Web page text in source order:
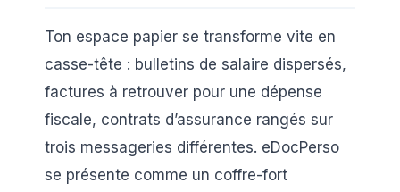
Ton espace papier se transforme vite en
casse-tête : bulletins de salaire dispersés,
factures à retrouver pour une dépense
fiscale, contrats d’assurance rangés sur
trois messageries différentes. eDocPerso
se présente comme un coffre-fort